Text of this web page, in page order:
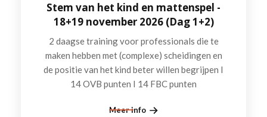
Stem van het kind en mattenspel -
18+19 november 2026 (Dag 1+2)
2 daagse training voor professionals die te
maken hebben met (complexe) scheidingen en
de positie van het kind beter willen begrijpen I
14 OVB punten I 14 FBC punten
Meer info